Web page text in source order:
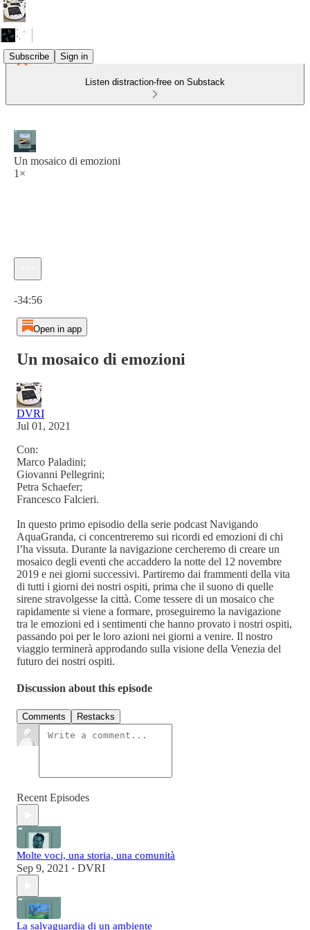
Subscribe Sign in
Listen distraction-free on Substack
Un mosaico di emozioni
1×
-34:56
Open in app
Un mosaico di emozioni
DVRI
Jul 01, 2021
Con:
Marco Paladini;
Giovanni Pellegrini;
Petra Schaefer;
Francesco Falcieri.
In questo primo episodio della serie podcast Navigando
AquaGranda, ci concentreremo sui ricordi ed emozioni di chi
l’ha vissuta. Durante la navigazione cercheremo di creare un
mosaico degli eventi che accaddero la notte del 12 novembre
2019 e nei giorni successivi. Partiremo dai frammenti della vita
di tutti i giorni dei nostri ospiti, prima che il suono di quelle
sirene stravolgesse la città. Come tessere di un mosaico che
rapidamente si viene a formare, proseguiremo la navigazione
tra le emozioni ed i sentimenti che hanno provato i nostri ospiti,
passando poi per le loro azioni nei giorni a venire. Il nostro
viaggio terminerà approdando sulla visione della Venezia del
futuro dei nostri ospiti.
Discussion about this episode
Comments Restacks
Recent Episodes
Molte voci, una storia, una comunità
Sep 9, 2021 • DVRI
La salvaguardia di un ambiente